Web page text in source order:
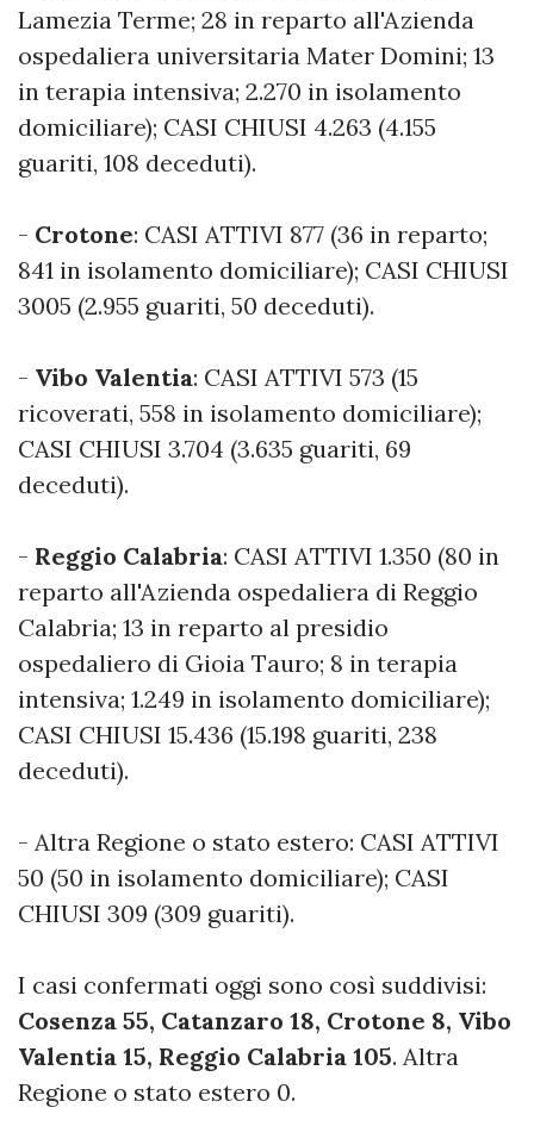
Lamezia Terme; 28 in reparto all'Azienda
ospedaliera universitaria Mater Domini; 13
in terapia intensiva; 2.270 in isolamento
domiciliare); CASI CHIUSI 4.263 (4.155
guariti, 108 deceduti).
- Crotone: CASI ATTIVI 877 (36 in reparto;
841 in isolamento domiciliare); CASI CHIUSI
3005 (2.955 guariti, 50 deceduti).
- Vibo Valentia: CASI ATTIVI 573 (15
ricoverati, 558 in isolamento domiciliare);
CASI CHIUSI 3.704 (3.635 guariti, 69
deceduti).
- Reggio Calabria: CASI ATTIVI 1.350 (80 in
reparto all'Azienda ospedaliera di Reggio
Calabria; 13 in reparto al presidio
ospedaliero di Gioia Tauro; 8 in terapia
intensiva; 1.249 in isolamento domiciliare);
CASI CHIUSI 15.436 (15.198 guariti, 238
deceduti).
- Altra Regione o stato estero: CASI ATTIVI
50 (50 in isolamento domiciliare); CASI
CHIUSI 309 (309 guariti).
I casi confermati oggi sono così suddivisi:
Cosenza 55, Catanzaro 18, Crotone 8, Vibo
Valentia 15, Reggio Calabria 105. Altra
Regione o stato estero 0.